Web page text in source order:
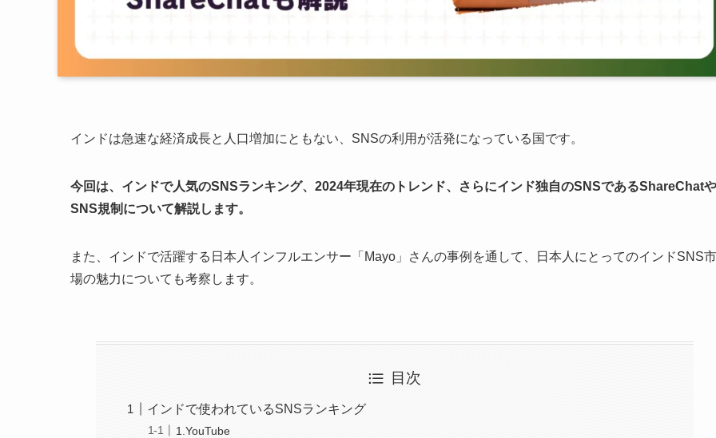
インドは急速な経済成長と人口増加にともない、SNSの利用が活発になっている国です。
今回は、インドで人気のSNSランキング、2024年現在のトレンド、さらにインド独自のSNSであるShareChatや
SNS規制について解説します。
また、インドで活躍する日本人インフルエンサー「Mayo」さんの事例を通して、日本人にとってのインドSNS市
場の魅力についても考察します。
目次
インドで使われているSNSランキング
1.YouTube